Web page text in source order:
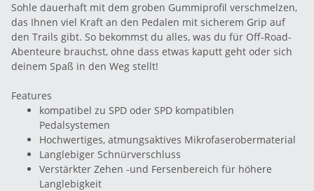
Sohle dauerhaft mit dem groben Gummiprofil verschmelzen,
das Ihnen viel Kraft an den Pedalen mit sicherem Grip auf
den Trails gibt. So bekommst du alles, was du für Off-Road-
Abenteure brauchst, ohne dass etwas kaputt geht oder sich
deinem Spaß in den Weg stellt!
Features
kompatibel zu SPD oder SPD kompatiblen
Pedalsystemen
Hochwertiges, atmungsaktives Mikrofaserobermaterial
Langlebiger Schnürverschluss
Verstärkter Zehen -und Fersenbereich für höhere
Langlebigkeit